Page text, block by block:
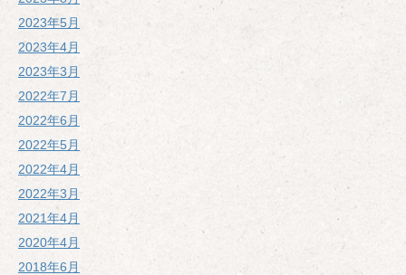
2023年5月
2023年4月
2023年3月
2022年7月
2022年6月
2022年5月
2022年4月
2022年3月
2021年4月
2020年4月
2018年6月